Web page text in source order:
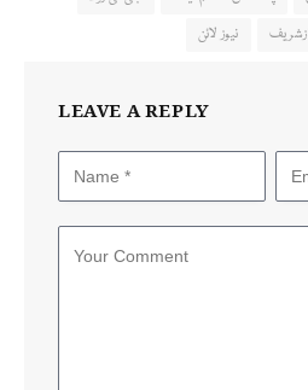
نیوز لائن
LEAVE A REPLY